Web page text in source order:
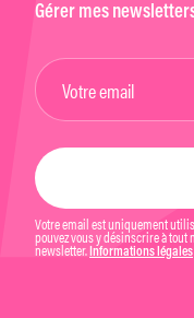
Gérer mes
Votre email est uniquement
pouvez vous y désinscrire à tout
newsletter. Informations légales